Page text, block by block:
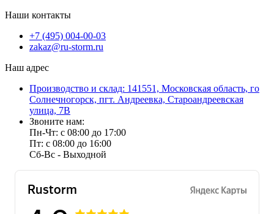
Наши контакты
+7 (495) 004-00-03
zakaz@ru-storm.ru
Наш адрес
Производство и склад: 141551, Московская область, го
Солнечногорск, пгт. Андреевка, Староандреевская
улица, 7В
Звоните нам:
Пн-Чт: с 08:00 до 17:00
Пт: с 08:00 до 16:00
Сб-Вс - Выходной